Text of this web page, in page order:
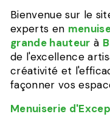
Bienvenue sur le
experts en
grande hauteur à
de l'excellence
créativité et
façonner vos
Menuiserie